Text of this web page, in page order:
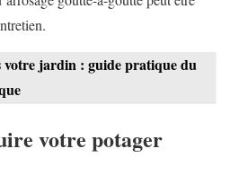
votre jardin : guide pratique du
votre potager